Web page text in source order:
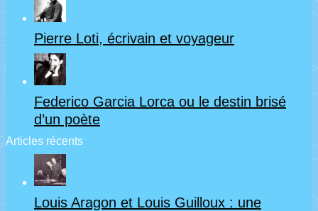
Pierre Loti, écrivain et voyageur
Federico Garcia Lorca ou le destin brisé
d’un poète
Articles récents
Louis Aragon et Louis Guilloux : une